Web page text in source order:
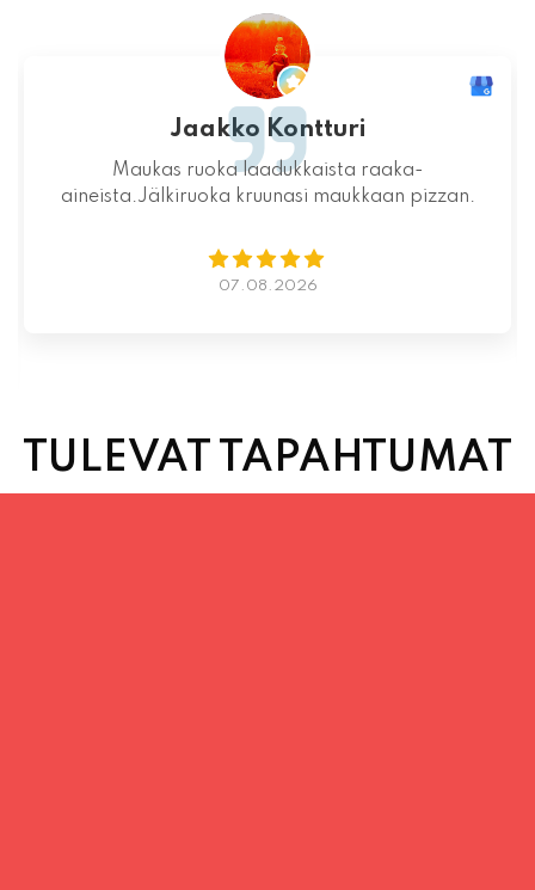
Jaakko Kontturi
Maukas ruoka laadukkaista raaka-
aineista.Jälkiruoka kruunasi maukkaan pizzan.
07.08.2026
TULEVAT TAPAHTUMAT